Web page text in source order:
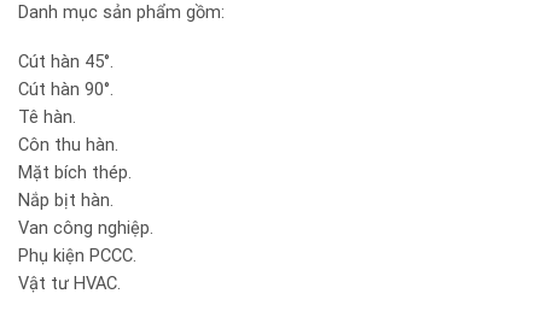
Danh mục sản phẩm gồm:
Cút hàn 45°.
Cút hàn 90°.
Tê hàn.
Côn thu hàn.
Mặt bích thép.
Nắp bịt hàn.
Van công nghiệp.
Phụ kiện PCCC.
Vật tư HVAC.